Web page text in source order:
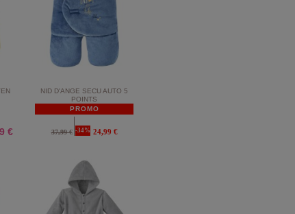
€
NID D'ANGE SECU AUTO 5
POINTS
PROMO
37,99 € -34% 24,99 €